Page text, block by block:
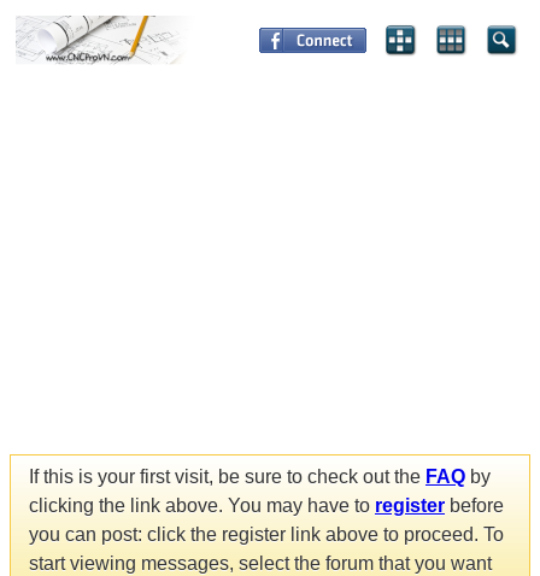
If this is your first visit, be sure to check out the FAQ by
clicking the link above. You may have to register before
you can post: click the register link above to proceed. To
start viewing messages, select the forum that you want